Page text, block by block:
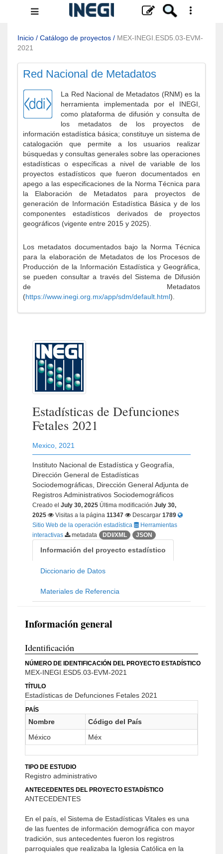
Menú
navegación
Inicio / Catálogo de proyectos / MEX-INEGI.ESD5.03-EVM-
2021
Red Nacional de Metadatos
La Red Nacional de Metadatos (RNM) es la
herramienta implementada por el INEGI,
como plataforma de difusión y consulta de
los metadatos de los proyectos de
información estadística básica; constituye un sistema de
catalogación que permite a los usuarios realizar
búsquedas y consultas generales sobre las operaciones
estadísticas o específicas a nivel de variable de los
proyectos estadísticos que fueron documentados en
apego a las especificaciones de la Norma Técnica para
la Elaboración de Metadatos para proyectos de
generación de Información Estadística Básica y de los
componentes estadísticos derivados de proyectos
geográficos (vigente entre 2015 y 2025).
Los metadatos documentados bajo la Norma Técnica
para la elaboración de Metadatos de los Procesos de
Producción de la Información Estadística y Geográfica,
se pueden consultar a través del Sistema de Difusión
de Metadatos
(https://www.inegi.org.mx/app/sdm/default.html).
Estadísticas de Defunciones
Fetales 2021
Mexico 2021
Instituto Nacional de Estadística y Geografía,
Dirección General de Estadísticas
Sociodemográficas, Dirección General Adjunta de
Registros Administrativos Sociodemográficos
Creado el July 30, 2025 Última modificación July 30,
2025
Visitas a la página 11347 Descargar 1789
Sitio Web de la operación estadística
Herramientas
interactivas
metadata DDI/XML JSON
Información del proyecto estadístico
Diccionario de Datos
Materiales de Referencia
Información general
Identificación
NÚMERO DE IDENTIFICACIÓN DEL PROYECTO ESTADÍSTICO
MEX-INEGI.ESD5.03-EVM-2021
TÍTULO
Estadísticas de Defunciones Fetales 2021
PAÍS
Nombre
Código del País
México
Méx
TIPO DE ESTUDIO
Registro administrativo
ANTECEDENTES DEL PROYECTO ESTADÍSTICO
ANTECEDENTES
En el país, el Sistema de Estadísticas Vitales es una
de las fuentes de información demográfica con mayor
tradición, sus antecedentes fueron los registros
parroquiales que realizaba la Iglesia Católica en la